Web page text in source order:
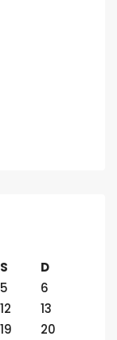
S
D
5
6
12
13
19
20